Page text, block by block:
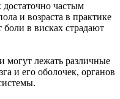
достаточно частым
и возраста в практике
боли в висках страдают
могут лежать различные
и его оболочек, органов